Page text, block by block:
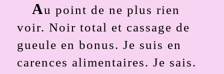
Au point de ne plus rien
voir. Noir total et cassage de
gueule en bonus. Je suis en
carences alimentaires. Je sais.